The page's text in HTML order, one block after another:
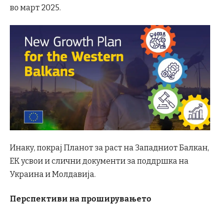
во март 2025.
Инаку, покрај Планот за раст на Западниот Балкан,
ЕК усвои и слични документи за поддршка на
Украина и Молдавија.
Перспективи на проширувањето